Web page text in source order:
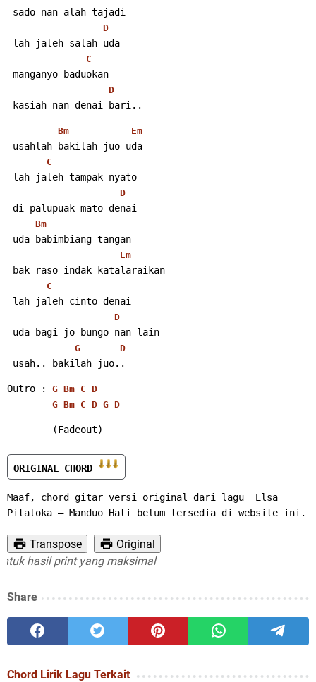
sado nan alah tajadi
D
lah jaleh salah uda
C
manganyo baduokan
D
kasiah nan denai bari..
Bm Em
usahlah bakilah juo uda
C
lah jaleh tampak nyato
D
di palupuak mato denai
Bm
uda babimbiang tangan
Em
bak raso indak katalaraikan
C
lah jaleh cinto denai
D
uda bagi jo bungo nan lain
G D
usah.. bakilah juo..
Outro : G Bm C D
G Bm C D G D
(Fadeout)
ORIGINAL CHORD
Maaf, chord gitar versi original dari lagu  Elsa
Pitaloka – Manduo Hati belum tersedia di website ini.
Transpose
Original
hasil print yang maksimal
Share
Chord Lirik Lagu Terkait